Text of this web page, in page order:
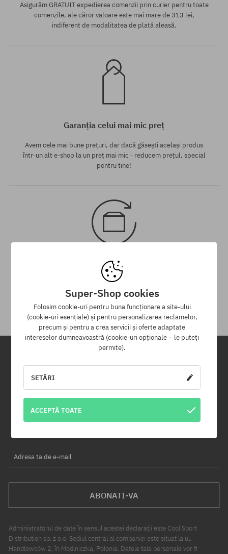
Asigurăm GRATUIT expedierea comenzii prin curier pentru toate
comenzile, ale căror valoare este mai mare de 313 lei,
indiferent de modalitatea de plată aleasă.
Garanția celui mai mic preț
Avem cele mai bune prețuri, dar dacă găsești același produs
într-un alt e-shop la un preț mai mic - reducem prețul, special
pentru tine!
30 zile pentru returnarea mărfii
primirii.
primul despre produse noi și campaniile de promoție!
În plus, vei primi un cod de reducere de -5% pentru întreaga
Adresa ta de e-mail
ABONATI-VA
Administratorul de date în sensul acestei declarații este Cool Sport
Distribution sp. z o.o. Sediul central al companiei este situat la ul.
Handlowców 2, în Modlniczka, Polonia. Datele tale personale vor fi
Super-Shop cookies
Folosim cookie-uri pentru buna funcționare a site-ului
(cookie-uri esențiale) și pentru personalizarea reclamelor,
precum și pentru a crea servicii și oferte adaptate
intereselor dumneavoastră (cookie-uri opționale – le puteți
permite).
SETĂRI
ACCEPTĂ TOATE